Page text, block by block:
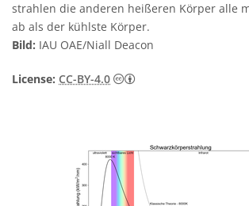
strahlen die anderen heißeren Körper alle
ab als der kühlste Körper.
Bild: IAU OAE/Niall Deacon
License: CC-BY-4.0 Creative Commons